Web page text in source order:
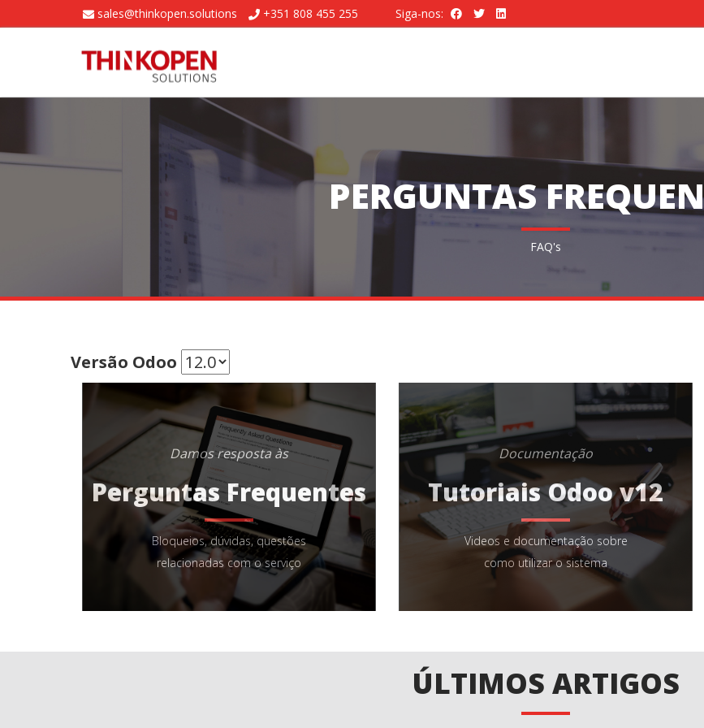
sales@thinkopen.solutions +351 808 455 255 Siga-nos:
PERGUNTAS
FAQ's
Versão Odoo
Damos resposta às
Perguntas Frequentes
Bloqueios, dúvidas, questões
relacionadas com o serviço
Documentação
Tutoriais Odoo v12
Videos e documentação sobre
como utilizar o sistema
ÚLTIMOS ARTIGOS